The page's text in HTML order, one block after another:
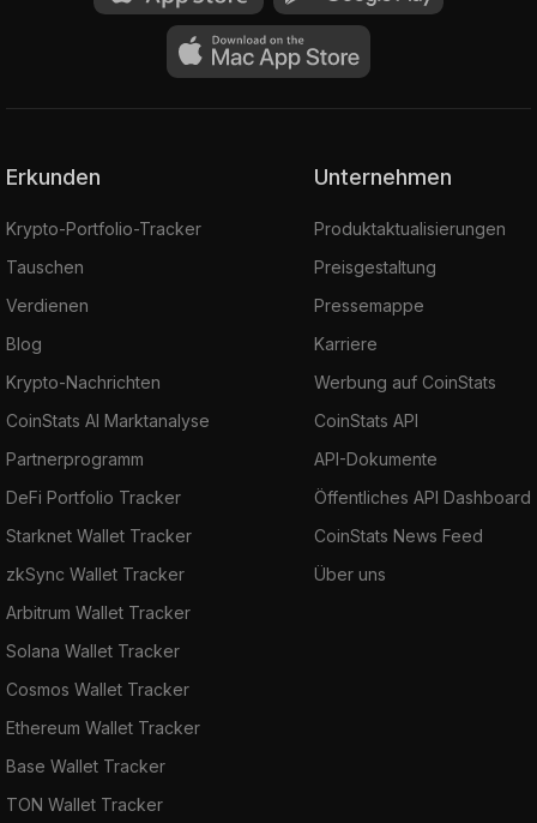
Erkunden
Krypto-Portfolio-Tracker
Tauschen
Verdienen
Blog
Krypto-Nachrichten
CoinStats AI Marktanalyse
Partnerprogramm
DeFi Portfolio Tracker
Starknet Wallet Tracker
zkSync Wallet Tracker
Arbitrum Wallet Tracker
Solana Wallet Tracker
Cosmos Wallet Tracker
Ethereum Wallet Tracker
Base Wallet Tracker
TON Wallet Tracker
Unternehmen
Produktaktualisierungen
Preisgestaltung
Pressemappe
Karriere
Werbung auf CoinStats
CoinStats API
API-Dokumente
Öffentliches API Dashboard
CoinStats News Feed
Über uns